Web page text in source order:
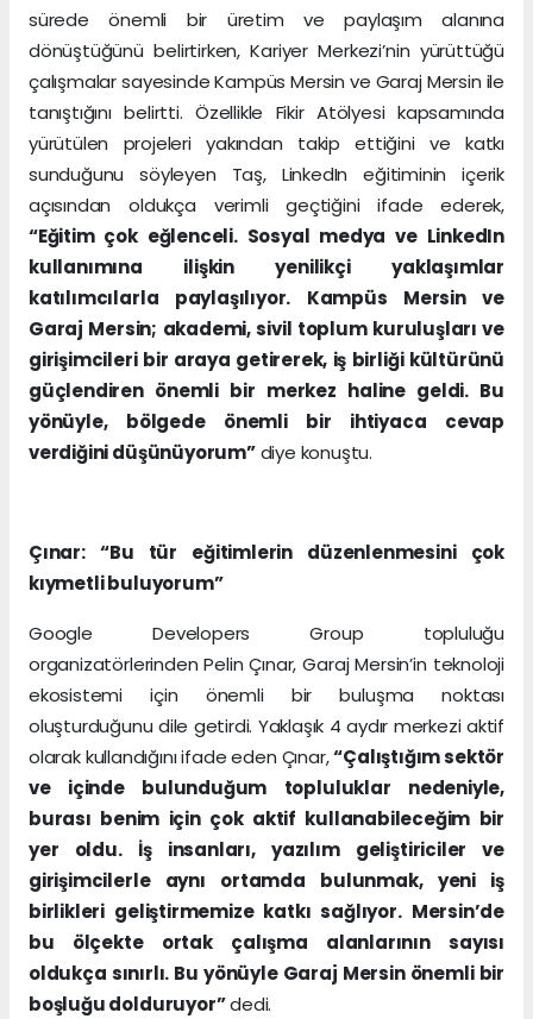
sürede önemli bir üretim ve paylaşım alanına
dönüştüğünü belirtirken, Kariyer Merkezi’nin yürüttüğü
çalışmalar sayesinde Kampüs Mersin ve Garaj Mersin ile
tanıştığını belirtti. Özellikle Fikir Atölyesi kapsamında
yürütülen projeleri yakından takip ettiğini ve katkı
sunduğunu söyleyen Taş, LinkedIn eğitiminin içerik
açısından oldukça verimli geçtiğini ifade ederek,
“Eğitim çok eğlenceli. Sosyal medya ve LinkedIn
kullanımına ilişkin yenilikçi yaklaşımlar
katılımcılarla paylaşılıyor. Kampüs Mersin ve
Garaj Mersin; akademi, sivil toplum kuruluşları ve
girişimcileri bir araya getirerek, iş birliği kültürünü
güçlendiren önemli bir merkez haline geldi. Bu
yönüyle, bölgede önemli bir ihtiyaca cevap
verdiğini düşünüyorum”diye konuştu.
Çınar: “Bu tür eğitimlerin düzenlenmesini çok
kıymetli buluyorum”
Google Developers Group topluluğu
organizatörlerinden Pelin Çınar, Garaj Mersin’in teknoloji
ekosistemi için önemli bir buluşma noktası
oluşturduğunu dile getirdi. Yaklaşık 4 aydır merkezi aktif
olarak kullandığını ifade eden Çınar,“Çalıştığım sektör
ve içinde bulunduğum topluluklar nedeniyle,
burası benim için çok aktif kullanabileceğim bir
yer oldu. İş insanları, yazılım geliştiriciler ve
girişimcilerle aynı ortamda bulunmak, yeni iş
birlikleri geliştirmemize katkı sağlıyor. Mersin’de
bu ölçekte ortak çalışma alanlarının sayısı
oldukça sınırlı. Bu yönüyle Garaj Mersin önemli bir
boşluğu dolduruyor”dedi.